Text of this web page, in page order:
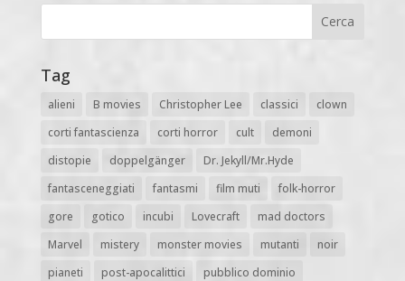
Tag
alieni B movies Christopher Lee classici
clown
corti fantascienza
corti horror cult
demoni
distopie
doppelgänger
Dr. Jekyll/Mr.Hyde
fantasceneggiati
fantasmi film muti
folk-horror
gore
gotico incubi Lovecraft
mad doctors
Marvel
mistery monster movies mutanti
noir
pianeti
post-apocalittici
pubblico dominio